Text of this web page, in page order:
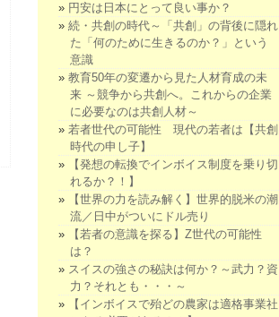
円安は日本にとって良い事か？
続・共創の時代～「共創」の背後に隠れ
た「何のために生きるのか？」という
意識
教育50年の変遷から見た人材育成の未
来 ～競争から共創へ。これからの企業
に必要なのは共創人材～
若者世代の可能性 現代の若者は【共創
時代の申し子】
【発想の転換でインボイス制度を乗り切
れるか？！】
【世界の力を読み解く】世界的脱米の潮
流／日中がついにドル売り
【若者の意識を探る】Z世代の可能性
は？
スイスの強さの秘訣は何か？～武力？資
力？それとも・・・～
【インボイスで殆どの農家は適格事業社